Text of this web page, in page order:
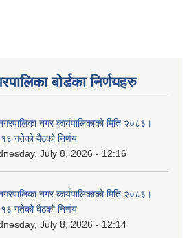
बोर्डका निर्णयहरु
नगर कार्यपालिकाको मिति २०८३।
गतेको बैठको निर्णय
July 8, 2026 - 12:16
नगर कार्यपालिकाको मिति २०८३।
गतेको बैठको निर्णय
July 8, 2026 - 12:14